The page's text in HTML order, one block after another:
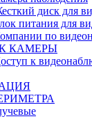
диск для
питания для
по
КАМЕРЫ
к